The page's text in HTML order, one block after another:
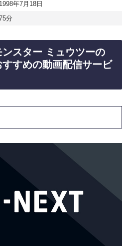
1998年7月18日
分
スター ミュウツーの
すめの動画配信サービ